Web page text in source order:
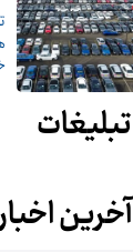
تبلیغات
آخرین اخبار